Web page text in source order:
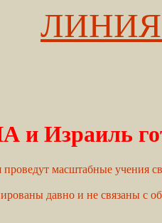
и Израиль
проведут масштабные
давно и не связаны с